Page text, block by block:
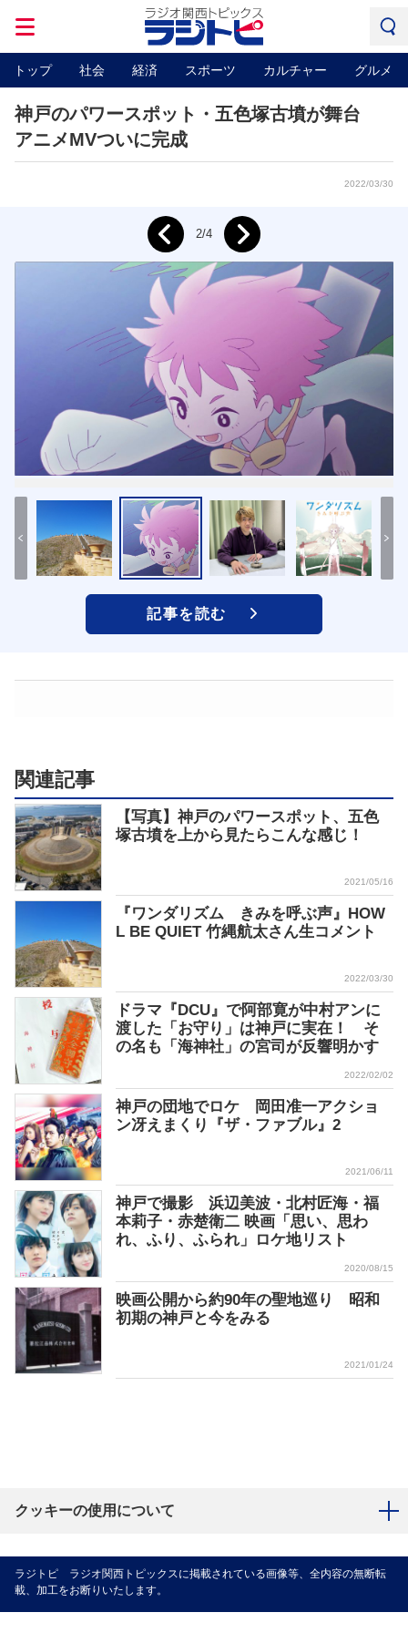
トップ 社会 経済 スポーツ カルチャー グルメ
神戸のパワースポット・五色塚古墳が舞台
アニメMVついに完成
2022/03/30
Prev 2/4 Next
記事を読む
関連記事
【写真】神戸のパワースポット、五色
塚古墳を上から見たらこんな感じ！
2021/05/16
『ワンダリズム きみを呼ぶ声』HOW
L BE QUIET 竹縄航太さん生コメント
2022/03/30
ドラマ『DCU』で阿部寛が中村アンに
渡した「お守り」は神戸に実在！ そ
の名も「海神社」の宮司が反響明かす
2022/02/02
神戸の団地でロケ 岡田准一アクショ
ン冴えまくり『ザ・ファブル』2
2021/06/11
神戸で撮影 浜辺美波・北村匠海・福
本莉子・赤楚衛二 映画「思い、思わ
れ、ふり、ふられ」ロケ地リスト
2020/08/15
映画公開から約90年の聖地巡り 昭和
初期の神戸と今をみる
2021/01/24
クッキーの使用について
ラジトピ ラジオ関西トピックスに掲載されている画像等、全内容の無断転
載、加工をお断りいたします。